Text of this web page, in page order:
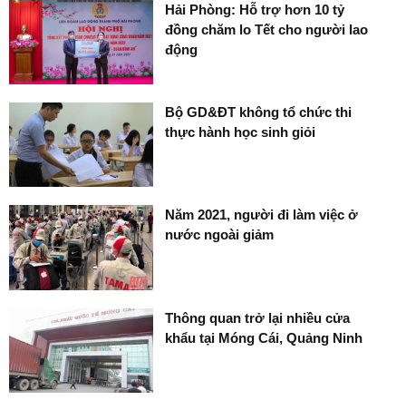
Hải Phòng: Hỗ trợ hơn 10 tỷ
đồng chăm lo Tết cho người lao
động
Bộ GD&ĐT không tổ chức thi
thực hành học sinh giỏi
Năm 2021, người đi làm việc ở
nước ngoài giảm
Thông quan trở lại nhiều cửa
khẩu tại Móng Cái, Quảng Ninh